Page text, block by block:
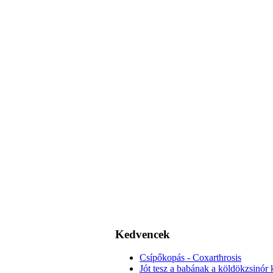
Kedvencek
Csípőkopás - Coxarthrosis
Jót tesz a babának a köldökzsinór